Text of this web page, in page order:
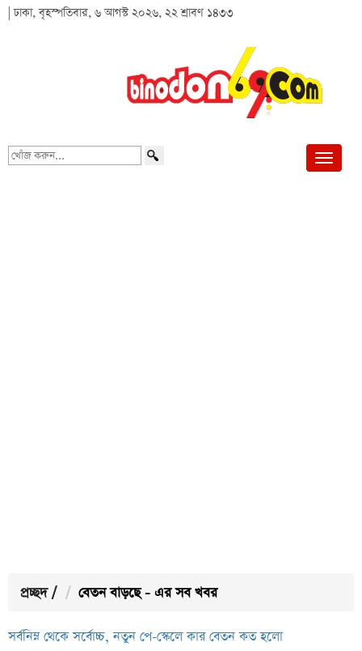
| ঢাকা, বৃহস্পতিবার, ৬ আগস্ট ২০২৬, ২২ শ্রাবণ ১৪৩৩
খোঁজ
প্রচ্ছদ / বেতন বাড়ছে - এর সব খবর
সর্বনিম্ন থেকে সর্বোচ্চ, নতুন পে-স্কেলে কার বেতন কত হলো